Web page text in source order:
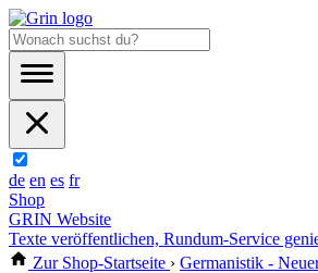
de en es fr
Shop
GRIN Website
Texte veröffentlichen, Rundum-Service
Zur Shop-Startseite › Germanistik -